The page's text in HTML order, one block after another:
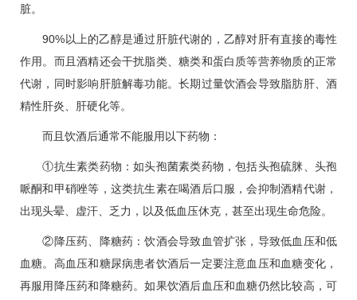
脏。
90%以上的乙醇是通过肝脏代谢的，乙醇对肝有直接的毒性
作用。而且酒精还会干扰脂类、糖类和蛋白质等营养物质的正常
代谢，同时影响肝脏解毒功能。长期过量饮酒会导致脂肪肝、酒
精性肝炎、肝硬化等。
而且饮酒后通常不能服用以下药物：
①抗生素类药物：如头孢菌素类药物，包括头孢硫脒、头孢
哌酮和甲硝唑等，这类抗生素在喝酒后口服，会抑制酒精代谢，
出现头晕、虚汗、乏力，以及低血压休克，甚至出现生命危险。
②降压药、降糖药：饮酒会导致血管扩张，导致低血压和低
血糖。 高血压和糖尿病患者饮酒后一定要注意血压和血糖变化，
再服用降压药和降糖药。如果饮酒后血压和血糖仍然比较高，可